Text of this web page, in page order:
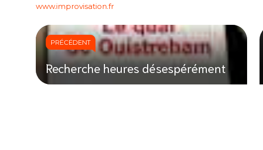
www.improvisation.fr
PRÉCÉDENT
Recherche heures désespérément